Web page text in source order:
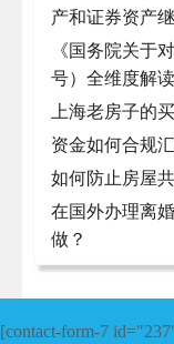
产和证券资产
《国务院关于
号）全维度解读
上海老房子的
资金如何合规
如何防止房屋
在国外办理离
做？
[contact-form-7